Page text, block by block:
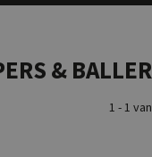
&
1 - 1